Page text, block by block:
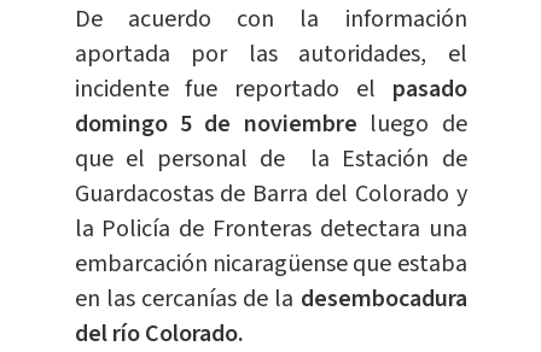
De acuerdo con la información
aportada por las autoridades, el
incidente fue reportado el pasado
domingo 5 de noviembre luego de
que el personal de la Estación de
Guardacostas de Barra del Colorado y
la Policía de Fronteras detectara una
embarcación nicaragüense que estaba
en las cercanías de la desembocadura
del río Colorado.